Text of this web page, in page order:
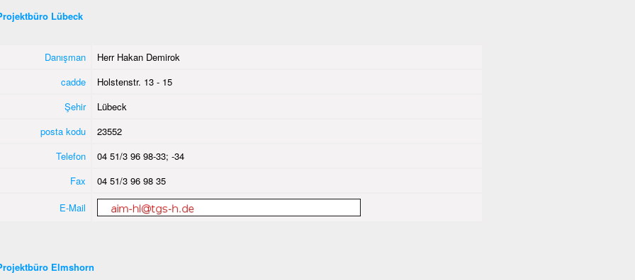
Lübeck
Danışman
Herr Hakan Demirok
cadde
Holstenstr. 13 - 15
Şehir
Lübeck
posta kodu
23552
Telefon
04 51/3 96 98-33; -34
Fax
04 51/3 96 98 35
E-Mail
Elmshorn